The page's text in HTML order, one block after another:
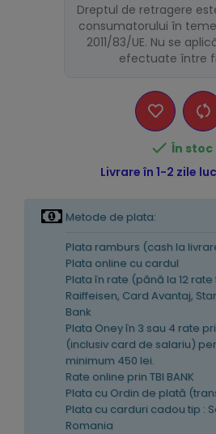
Dreptul de retragere
consumatorului în
2011/83/UE. Nu se
efectuate între
 În stoc
Livrare în 1-2 zile
Metode de plata:
Plata ramburs (cash la
Plata online cu cardul
Plata în rate (pănă la 12
Raiffeisen, Card Avantaj,
Bank
Plata Oney în 3 sau 4 rate
(inclusiv card de salariu)
minimum 450 lei.
Rate online prin TBI BANK
Plata cu Ordin de plată
Plata cu carduri cadou tip :
Romania